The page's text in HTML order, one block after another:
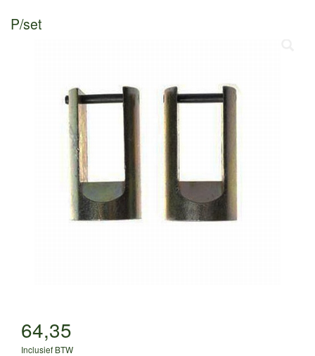
P/set
64,35
Inclusief BTW